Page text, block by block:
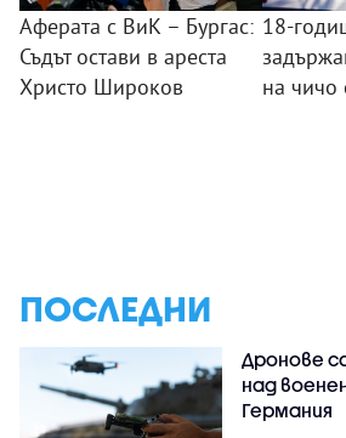
Аферата с ВиК – Бургас:
Съдът остави в ареста
Христо Широков
18-
на чичо
ПОСЛЕДНИ
Дронове
над
Германия